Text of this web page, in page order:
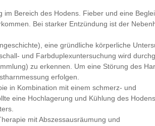
Bereich des Hodens. Fieber und eine
Bei starker Entzündung ist der
eine gründliche körperliche
und Farbduplexuntersuchung wird
zu erkennen. Um eine Störung des
erfolgen.
in Kombination mit einem schmerz- und
eine Hochlagerung und Kühlung des
mit Abszessausräumung und